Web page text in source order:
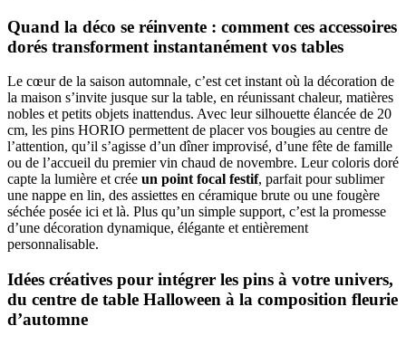
Quand la déco se réinvente : comment ces accessoires
dorés transforment instantanément vos tables
Le cœur de la saison automnale, c’est cet instant où la décoration de
la maison s’invite jusque sur la table, en réunissant chaleur, matières
nobles et petits objets inattendus. Avec leur silhouette élancée de 20
cm, les pins HORIO permettent de placer vos bougies au centre de
l’attention, qu’il s’agisse d’un dîner improvisé, d’une fête de famille
ou de l’accueil du premier vin chaud de novembre. Leur coloris doré
capte la lumière et crée un point focal festif, parfait pour sublimer
une nappe en lin, des assiettes en céramique brute ou une fougère
séchée posée ici et là. Plus qu’un simple support, c’est la promesse
d’une décoration dynamique, élégante et entièrement
personnalisable.
Idées créatives pour intégrer les pins à votre univers,
du centre de table Halloween à la composition fleurie
d’automne